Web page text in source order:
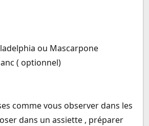
ou Mascarpone
( optionnel)
comme vous observer dans les
dans un assiette , préparer